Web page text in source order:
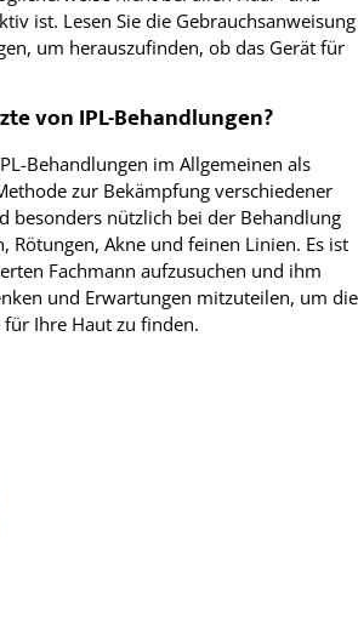
ist. Lesen Sie die Gebrauchsanweisung
um herauszufinden, ob das Gerät für
von IPL-Behandlungen?
Behandlungen im Allgemeinen als
zur Bekämpfung verschiedener
besonders nützlich bei der Behandlung
Rötungen, Akne und feinen Linien. Es ist
Fachmann aufzusuchen und ihm
und Erwartungen mitzuteilen, um die
für Ihre Haut zu finden.